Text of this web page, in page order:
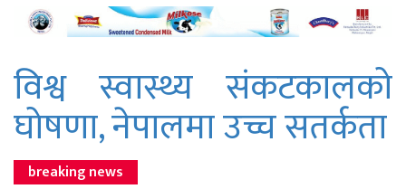
विश्व स्वास्थ्य संकटकालको
घोषणा, नेपालमा उच्च सतर्कता
breaking news